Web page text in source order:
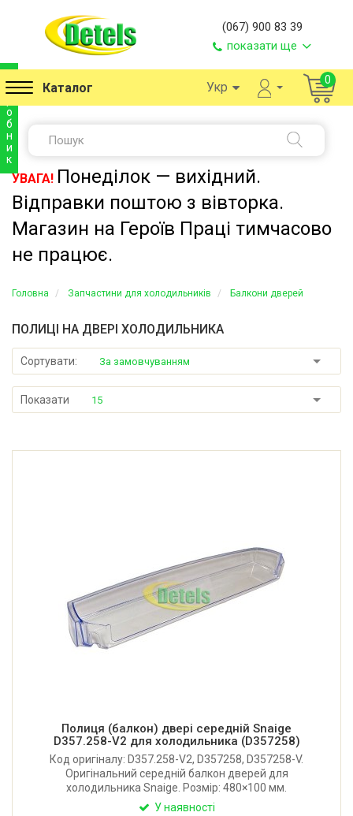
(067) 900 83 39
показати ще
Каталог Укр 0
УВАГА! Понеділок — вихідний.
Відправки поштою з вівторка.
Магазин на Героїв Праці тимчасово
не працює.
Головна Запчастини для холодильників Балкони дверей
ПОЛИЦІ НА ДВЕРІ ХОЛОДИЛЬНИКА
Сортувати: За замовчуванням
Показати 15
и
о
б
н
и
к
Полиця (балкон) двері середній Snaige
D357.258-V2 для холодильника (D357258)
Код оригіналу: D357.258-V2, D357258, D357258-V.
Оригінальний середній балкон дверей для
холодильника Snaige. Розмір: 480×100 мм.
Виробник: Литва.
У наявності